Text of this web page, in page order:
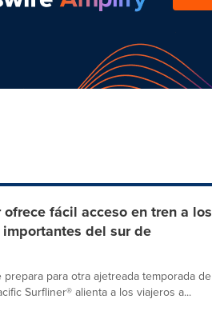
fácil acceso en tren a los
del sur de
para otra ajetreada temporada de
Surfliner® alienta a los viajeros a...